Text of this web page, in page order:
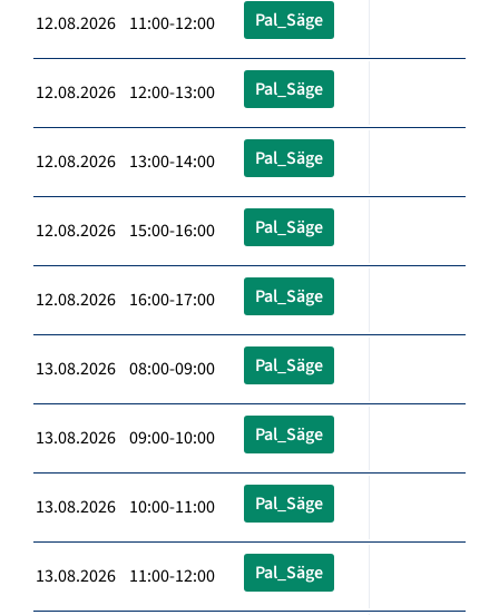
12.08.2026 11:00-12:00 Pal_Säge
12.08.2026 12:00-13:00 Pal_Säge
12.08.2026 13:00-14:00 Pal_Säge
12.08.2026 15:00-16:00 Pal_Säge
12.08.2026 16:00-17:00 Pal_Säge
13.08.2026 08:00-09:00 Pal_Säge
13.08.2026 09:00-10:00 Pal_Säge
13.08.2026 10:00-11:00 Pal_Säge
13.08.2026 11:00-12:00 Pal_Säge